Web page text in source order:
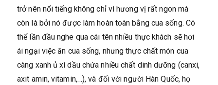
trở nên nổi tiếng không chỉ vì hương vị rất ngon mà
còn là bởi nó được làm hoàn toàn bằng cua sống. Có
thể lần đầu nghe qua cái tên nhiều thực khách sẽ hơi
ái ngại việc ăn cua sống, nhưng thực chất món cua
càng xanh ủ xì dầu chứa nhiều chất dinh dưỡng (canxi,
axit amin, vitamin,…), và đối với người Hàn Quốc, họ